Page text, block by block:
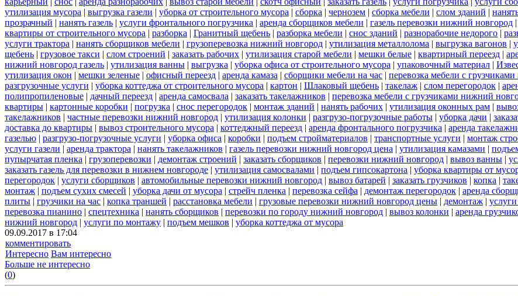
утилизация мусора | выгрузка газели | уборка от строительного мусора | сборка | чернозем | сборка мебели | слом зданий |
прозрачный | нанять газель | услуги фронтального погрузчика | аренда сборщиков мебели | газель перевозки нижний новгород |
квартиры от строительного мусора | разборка | Гранитный щебень | разборка мебели | снос зданий | разнорабочие недорого |
услуги трактора | нанять сборщиков мебели | грузоперевозка нижний новгород | утилизация металлолома | выгрузка вагонов |
щебень | грузовое такси | слом строений | заказать рабочих | утилизация старой мебели | мешки белые | квартирный переезд |
нижний новгород газель | утилизация ванны | выгрузка | уборка офиса от строительного мусора | упаковочный материал |
утилизация окон | мешки зеленые | офисный переезд | аренда камаза | сборщики мебели на час | перевозка мебели с
разгрузочные услуги | уборка коттеджа от строительного мусора | картон | Шлаковый щебень | такелаж | слом перегородок |
полипропиленовые | дачный переезд | аренда самосвала | заказать такелажников | перевозка мебели с грузчиками нижний
квартиры | картонные коробки | погрузка | снос перегородок | монтаж зданий | нанять рабочих | утилизация оконных рам |
такелажников | частные перевозки нижний новгород | утилизация колонки | разгрузо-погрузочные работы | уборка дачи |
доставка до квартиры | вывоз строительного мусора | коттеджный переезд | аренда фронтального погрузчика | аренда
газелью | разгрузо-погрузочные услуги | уборка офиса | коробки | подъем стройматериалов | транспортные услуги | монтаж
услуги газели | аренда трактора | нанять такелажников | газель перевозки нижний новгород цена | утилизация камазами |
пупырчатая пленка | грузоперевозки | демонтаж строений | заказать сборщиков | перевозки нижний новгород | вывоз ванны |
заказать газель для перевозки в нижнем новгороде | утилизация самосвалами | подъем гипсокартона | уборка квартиры от
перегородок | услуги сборщиков | автомобильные перевозки нижний новгород | вывоз батарей | заказать грузчиков | копка |
монтаж | подъем сухих смесей | уборка дачи от мусора | стрейч пленка | перевозка сейфа | демонтаж перегородок | аренда
плиты | грузчики на час | копка траншей | расстановка мебели | грузовые перевозки нижний новгород цены | демонтаж |
перевозка пианино | спецтехника | нанять сборщиков | перевозки по городу нижний новгород | вывоз колонки | аренда
нижний новгород | услуги по монтажу | подъем мешков | уборка коттеджа от мусора
09.09.2017 в 17:04
комментировать
Интересно Вам интересно
Больше не интересно
(0)